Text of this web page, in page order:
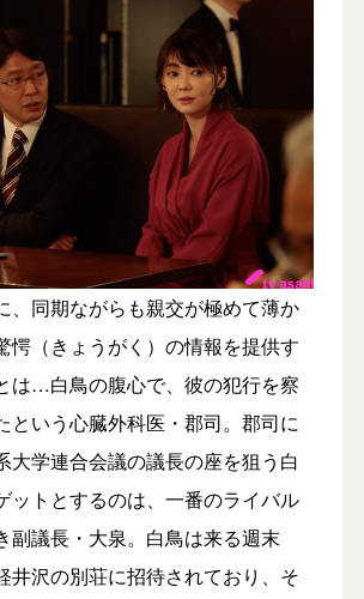
、同期ながらも親交が極めて薄か
愕（きょうがく）の情報を提供す
は…白鳥の腹心で、彼の犯行を察
という心臓外科医・郡司。郡司に
大学連合会議の議長の座を狙う白
ットとするのは、一番のライバル
副議長・大泉。白鳥は来る週末
井沢の別荘に招待されており、そ